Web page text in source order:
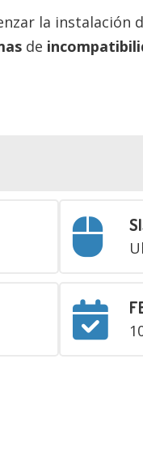
la instalación
de